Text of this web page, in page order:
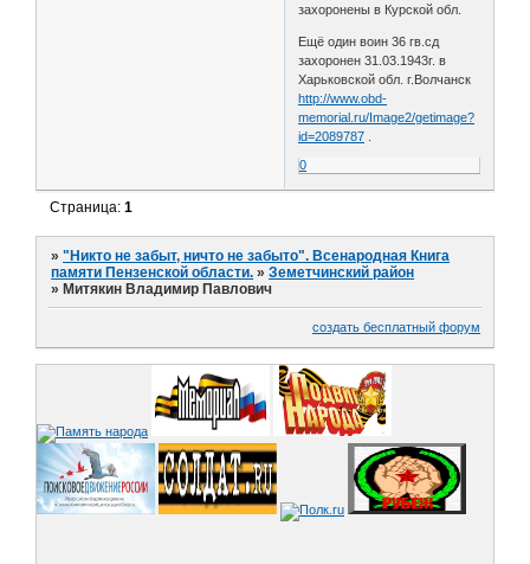
захоронены в Курской обл.
Ещё один воин 36 гв.сд
захоронен 31.03.1943г. в
Харьковской обл. г.Волчанск
http://www.obd-
memorial.ru/Image2/getimage?
id=2089787
0
Страница:1
»"Никто не забыт, ничто не забыто". Всенародная Книга
памяти Пензенской области. »Земетчинский район
» Митякин Владимир Павлович
создать бесплатный форум